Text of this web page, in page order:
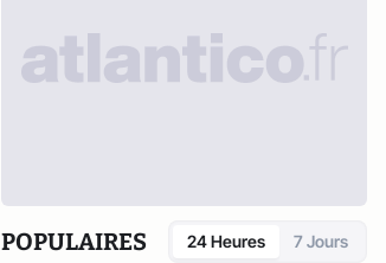
POPULAIRES 24 Heures 7 Jours